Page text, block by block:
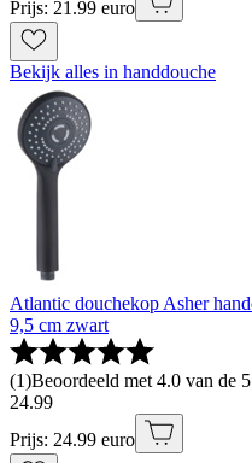
Prijs: 21.99 euro
Bekijk alles in handdouche
Atlantic douchekop Asher
9,5 cm zwart
(1)Beoordeeld met 4.0 van de
24.99
Prijs: 24.99 euro